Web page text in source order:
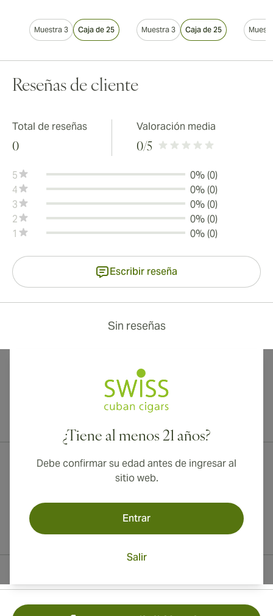
Muestra 3 Caja de 25 Muestra 3 Caja de 25
Reseñas de cliente
Total de reseñas
0
Valoración media
0/5
5
0% (0)
4
0% (0)
3
0% (0)
2
0% (0)
1
0% (0)
Escribir reseña
Sin reseñas
¿Tiene al menos 21 años?
Debe confirmar su edad antes de ingresar al
sitio web.
Entrar
Salir